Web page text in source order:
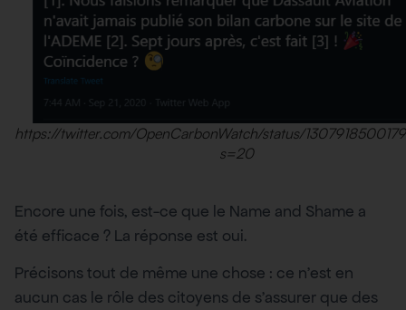
https://twitter.com/OpenCarbonWatch/status/
s=20
Encore une fois, est-ce que le Name and Shame a
été efficace ? La réponse est oui.
Précisons tout de même une chose : ce n’est en
aucun cas le rôle des citoyens de s’assurer que des